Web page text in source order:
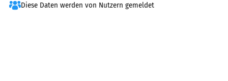
Diese Daten werden von Nutzern gemeldet